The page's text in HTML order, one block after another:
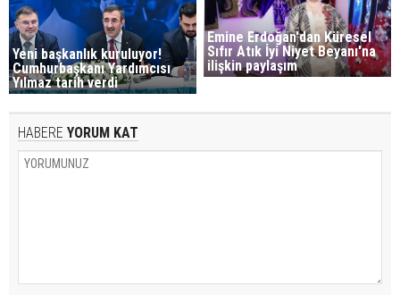
Yeni başkanlık kuruluyor!
Cumhurbaşkanı Yardımcısı
Yılmaz tarih verdi
Emine Erdoğan'dan Küresel
Sıfır Atık İyi Niyet Beyanı'na
ilişkin paylaşım
HABERE YORUM KAT